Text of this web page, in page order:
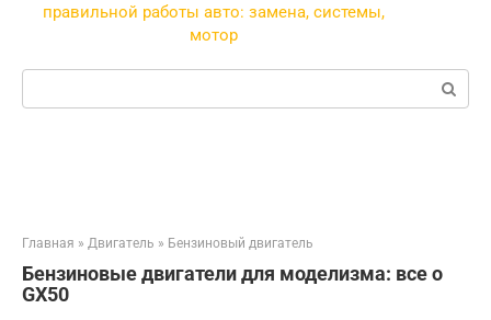
правильной работы авто: замена, системы,
мотор
Поиск:
Главная » Двигатель » Бензиновый двигатель
Бензиновые двигатели для моделизма: все о
GX50